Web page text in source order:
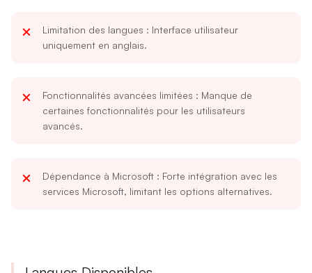
Limitation des langues : Interface utilisateur
uniquement en anglais.
Fonctionnalités avancées limitées : Manque de
certaines fonctionnalités pour les utilisateurs
avancés.
Dépendance à Microsoft : Forte intégration avec les
services Microsoft, limitant les options alternatives.